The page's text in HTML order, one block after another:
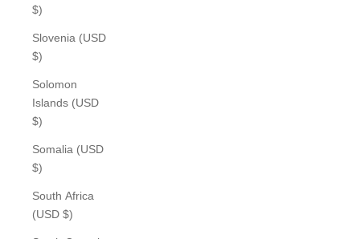
$)
Slovenia (USD
$)
Solomon
Islands (USD
$)
Somalia (USD
$)
South Africa
(USD $)